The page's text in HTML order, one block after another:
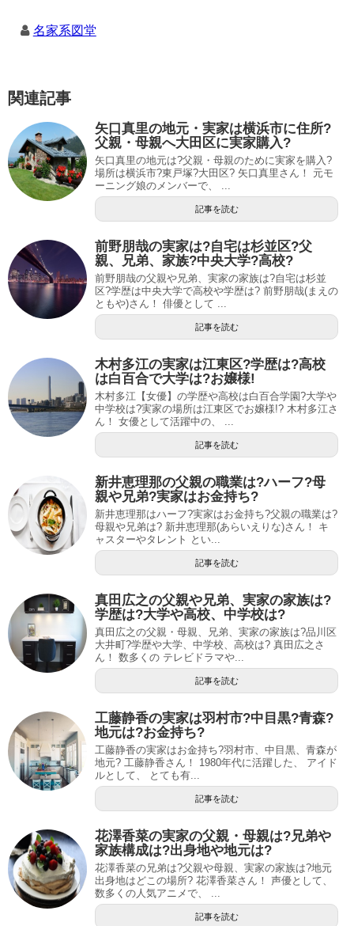
名家系図堂
関連記事
矢口真里の地元・実家は横浜市に住所?
父親・母親へ大田区に実家購入?
矢口真里の地元は?父親・母親のために実家を購入?
場所は横浜市?東戸塚?大田区? 矢口真里さん！ 元モ
ーニング娘のメンバーで、 ...
記事を読む
前野朋哉の実家は?自宅は杉並区?父
親、兄弟、家族?中央大学?高校?
前野朋哉の父親や兄弟、実家の家族は?自宅は杉並
区?学歴は中央大学で高校や学歴は? 前野朋哉(まえの
ともや)さん！ 俳優として ...
記事を読む
木村多江の実家は江東区?学歴は?高校
は白百合で大学は?お嬢様!
木村多江【女優】の学歴や高校は白百合学園?大学や
中学校は?実家の場所は江東区でお嬢様!? 木村多江さ
ん！ 女優として活躍中の、 ...
記事を読む
新井恵理那の父親の職業は?ハーフ?母
親や兄弟?実家はお金持ち?
新井恵理那はハーフ?実家はお金持ち?父親の職業は?
母親や兄弟は? 新井恵理那(あらいえりな)さん！ キ
ャスターやタレント とい...
記事を読む
真田広之の父親や兄弟、実家の家族は?
学歴は?大学や高校、中学校は?
真田広之の父親・母親、兄弟、実家の家族は?品川区
大井町?学歴や大学、中学校、高校は? 真田広之さ
ん！ 数多くの テレビドラマや...
記事を読む
工藤静香の実家は羽村市?中目黒?青森?
地元は?お金持ち?
工藤静香の実家はお金持ち?羽村市、中目黒、青森が
地元? 工藤静香さん！ 1980年代に活躍した、 アイド
ルとして、 とても有...
記事を読む
花澤香菜の実家の父親・母親は?兄弟や
家族構成は?出身地や地元は?
花澤香菜の兄弟は?父親や母親、実家の家族は?地元
出身地はどこの場所? 花澤香菜さん！ 声優として、
数多くの人気アニメで、 ...
記事を読む